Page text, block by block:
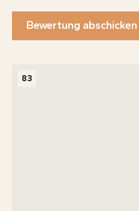
Bewertung abschicken
83